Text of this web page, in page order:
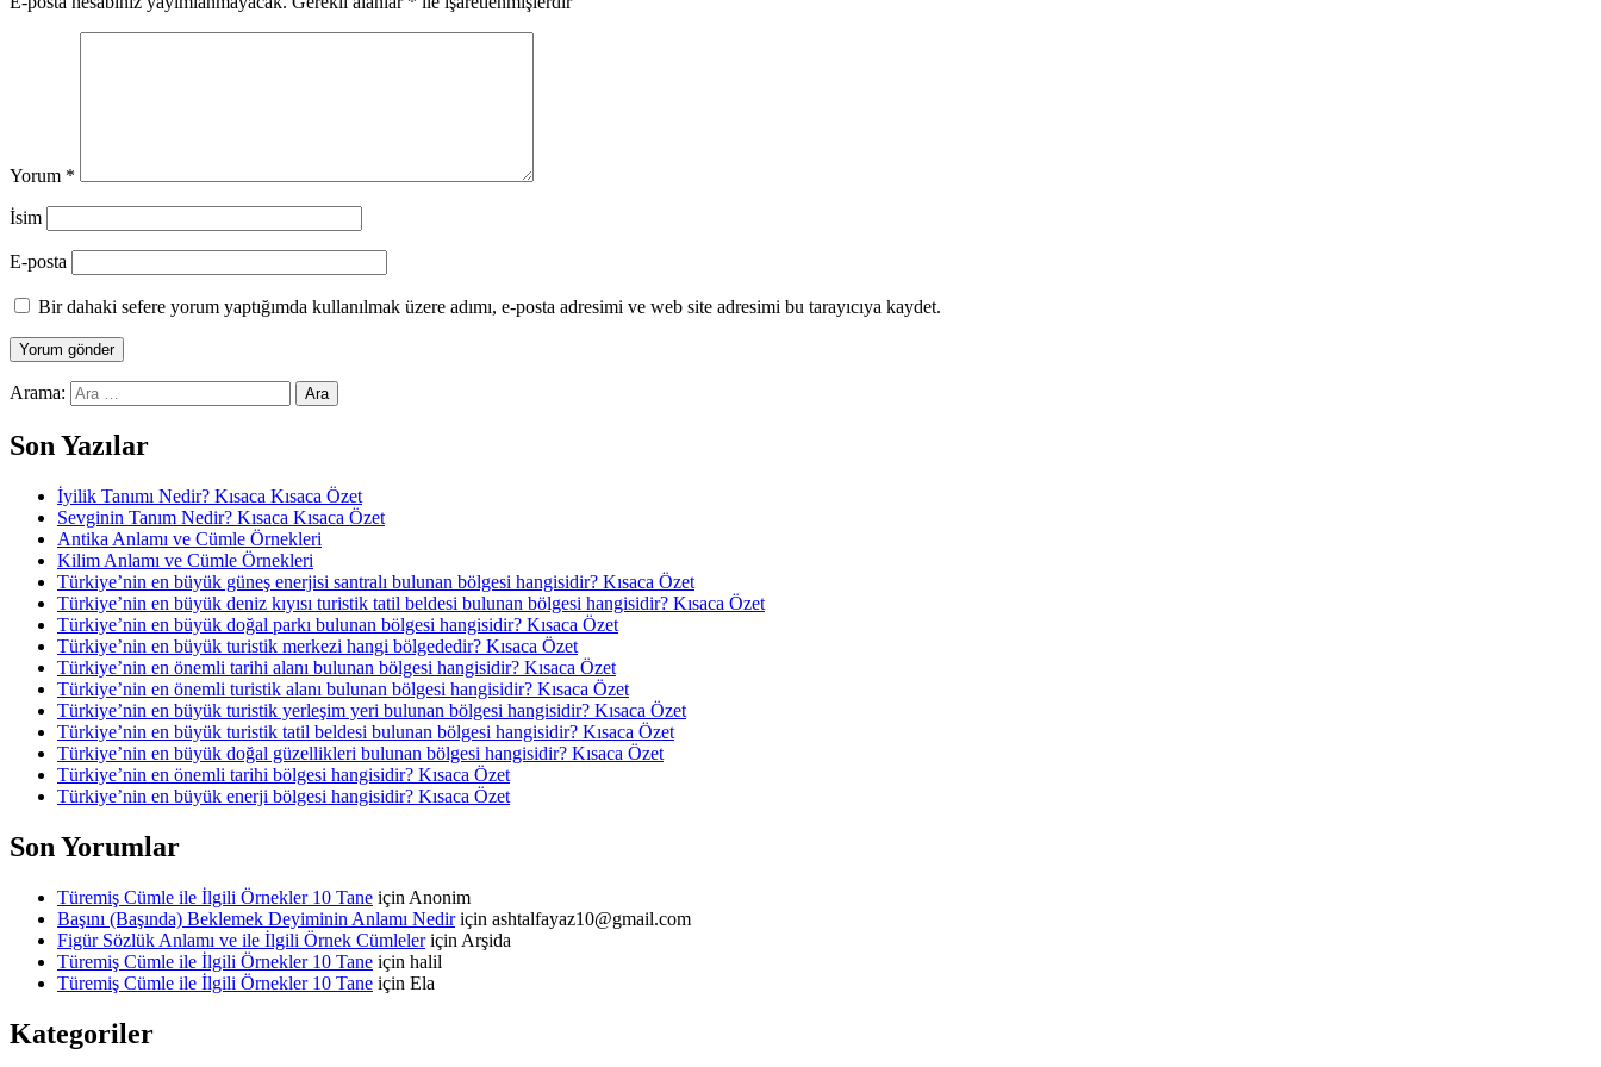
Yorum *
İsim
E-posta
Bir dahaki sefere yorum yaptığımda kullanılmak üzere adımı, e-posta adresimi ve web site adresimi bu tarayıcıya kaydet.
Arama:
Son Yazılar
İyilik Tanımı Nedir? Kısaca Kısaca Özet
Sevginin Tanım Nedir? Kısaca Kısaca Özet
Antika Anlamı ve Cümle Örnekleri
Kilim Anlamı ve Cümle Örnekleri
Türkiye’nin en büyük güneş enerjisi santralı bulunan bölgesi hangisidir? Kısaca Özet
Türkiye’nin en büyük deniz kıyısı turistik tatil beldesi bulunan bölgesi hangisidir? Kısaca Özet
Türkiye’nin en büyük doğal parkı bulunan bölgesi hangisidir? Kısaca Özet
Türkiye’nin en büyük turistik merkezi hangi bölgededir? Kısaca Özet
Türkiye’nin en önemli tarihi alanı bulunan bölgesi hangisidir? Kısaca Özet
Türkiye’nin en önemli turistik alanı bulunan bölgesi hangisidir? Kısaca Özet
Türkiye’nin en büyük turistik yerleşim yeri bulunan bölgesi hangisidir? Kısaca Özet
Türkiye’nin en büyük turistik tatil beldesi bulunan bölgesi hangisidir? Kısaca Özet
Türkiye’nin en büyük doğal güzellikleri bulunan bölgesi hangisidir? Kısaca Özet
Türkiye’nin en önemli tarihi bölgesi hangisidir? Kısaca Özet
Türkiye’nin en büyük enerji bölgesi hangisidir? Kısaca Özet
Son Yorumlar
Türemiş Cümle ile İlgili Örnekler 10 Tane için Anonim
Başını (Başında) Beklemek Deyiminin Anlamı Nediriçin ashtalfayaz10@gmail.com
Figür Sözlük Anlamı ve ile İlgili Örnek Cümleleriçin Arşida
Türemiş Cümle ile İlgili Örnekler 10 Tane için halil
Türemiş Cümle ile İlgili Örnekler 10 Tane için Ela
Kategoriler